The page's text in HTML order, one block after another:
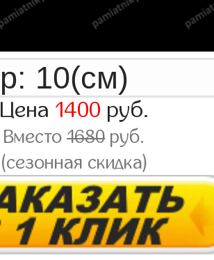
Цена 1400 руб.
Вместо1680руб.
(сезонная скидка)